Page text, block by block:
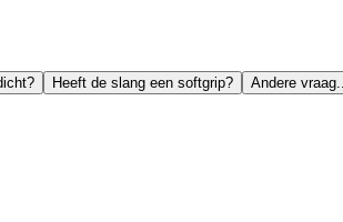
Heeft de slang een softgrip? Andere